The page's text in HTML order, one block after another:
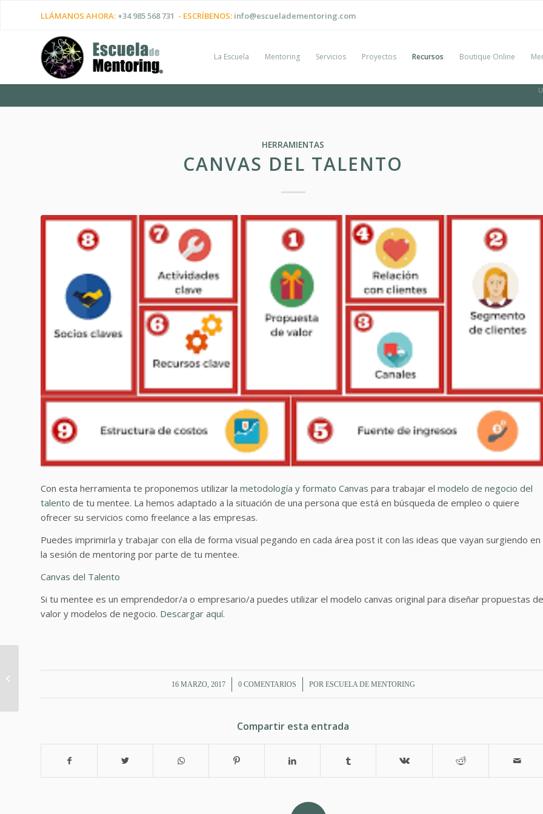
LLÁMANOS AHORA: +34 985 568 731 - ESCRÍBENOS: info@escueladementoring.com
La Escuela Mentoring Servicios Proyectos Recursos Boutique Online
HERRAMIENTAS
CANVAS DEL TALENTO
Con esta herramienta te proponemos utilizar la metodología y formato Canvas para trabajar el modelo de negocio del
talento de tu mentee. La hemos adaptado a la situación de una persona que está en búsqueda de empleo o quiere
ofrecer su servicios como freelance a las empresas.
Puedes imprimirla y trabajar con ella de forma visual pegando en cada área post it con las ideas que vayan surgiendo en
la sesión de mentoring por parte de tu mentee.
Canvas del Talento
Si tu mentee es un emprendedor/a o empresario/a puedes utilizar el modelo canvas original para diseñar propuestas de
valor y modelos de negocio. Descargar aquí.
16 MARZO, 2017
/ 0 COMENTARIOS
/ POR ESCUELA DE MENTORING
Compartir esta entrada
Mapa definición